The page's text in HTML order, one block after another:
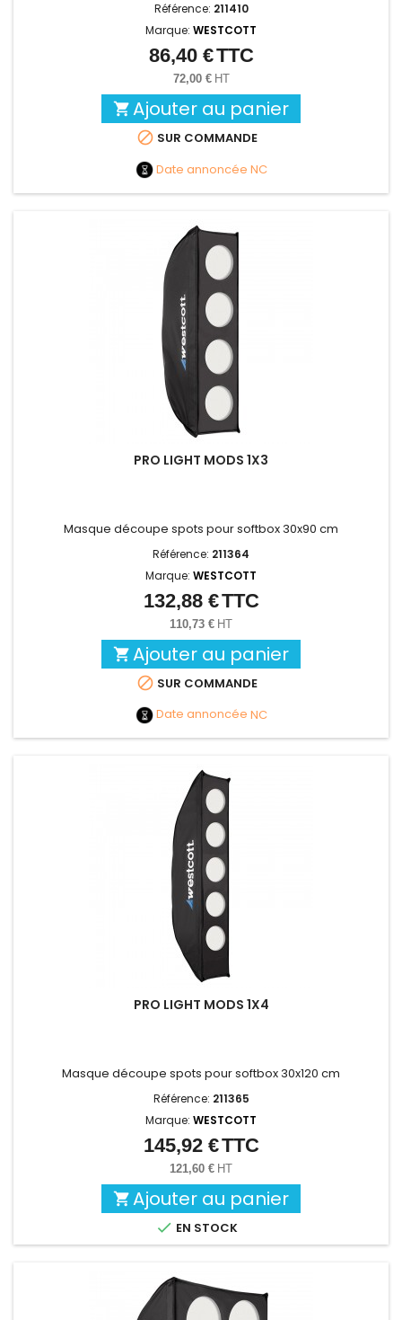
Référence: 211410
Marque: WESTCOTT
Prix
86,40 €TTC
72,00 € HT
 Ajouter au panier
 SUR COMMANDE
Date annoncée NC
PRO LIGHT MODS 1X3
Masque découpe spots pour softbox 30x90 cm
Référence: 211364
Marque: WESTCOTT
Prix
132,88 €TTC
110,73 € HT
 Ajouter au panier
 SUR COMMANDE
Date annoncée NC
PRO LIGHT MODS 1X4
Masque découpe spots pour softbox 30x120 cm
Référence: 211365
Marque: WESTCOTT
Prix
145,92 €TTC
121,60 € HT
 Ajouter au panier
 EN STOCK